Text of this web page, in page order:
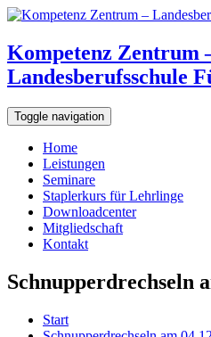
Kompetenz Zentrum
Landesberufsschule
Toggle navigation
Home
Leistungen
Seminare
Staplerkurs für Lehrlinge
Downloadcenter
Mitgliedschaft
Kontakt
Schnupperdrechseln
Start